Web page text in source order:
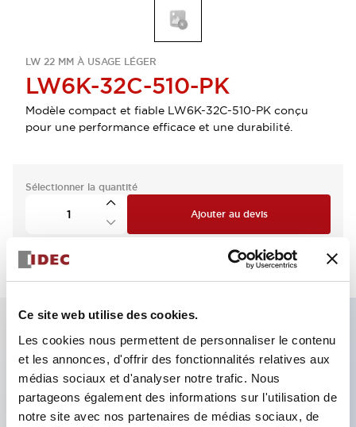
Ce site web utilise des cookies.
Les cookies nous permettent de personnaliser le contenu
et les annonces, d'offrir des fonctionnalités relatives aux
médias sociaux et d'analyser notre trafic. Nous
partageons également des informations sur l'utilisation de
notre site avec nos partenaires de médias sociaux, de
LW 22 MM À USAGE LÉGER
LW6K-32C-510-PK
Modèle compact et fiable LW6K-32C-510-PK conçu
pour une performance efficace et une durabilité.
Sélectionner la quantité
Ajouter au devis
Caractéristiques clés
Le montage en groupe serré est possible, et le
montage/démontage de l’unité de contact est